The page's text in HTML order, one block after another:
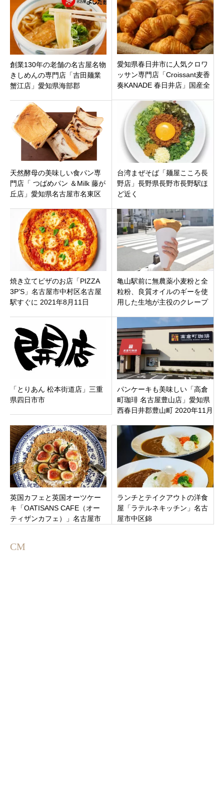
創業130年の老舗の名古屋名物
きしめんの専門店「吉田麺業
蟹江店」愛知県海部郡
愛知県春日井市に人気クロワ
ッサン専門店「Croissant麦香
奏KANADE 春日井店」国産全
した絶品クロワッサン！
天然酵母の美味しい食パン専
門店「 つばめパン ＆Milk 藤が
丘店」愛知県名古屋市名東区
台湾まぜそば「麺屋こころ長
野店」長野県長野市長野駅ほ
ど近く
焼き立てピザのお店「PIZZA
3P’S」名古屋市中村区名古屋
駅すぐに 2021年8月11日
亀山駅前に無農薬小麦粉と全
粒粉、良質オイルのギーを使
用した生地が主役のクレープ
市」にオープン
「とりあん 松本街道店」三重
県四日市市
パンケーキも美味しい「高倉
町珈琲 名古屋豊山店」愛知県
西春日井郡豊山町 2020年11月
英国カフェと英国オーツケー
キ「OATISANS CAFE（オー
ティザンカフェ）」名古屋市
ランチとテイクアウトの洋食
屋「ラテルネキッチン」名古
屋市中区錦
CM